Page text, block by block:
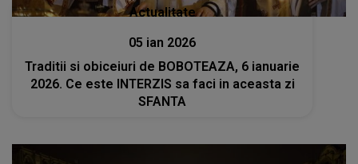
Actualitate
05 ian 2026
Traditii si obiceiuri de BOBOTEAZA, 6 ianuarie
2026. Ce este INTERZIS sa faci in aceasta zi
SFANTA